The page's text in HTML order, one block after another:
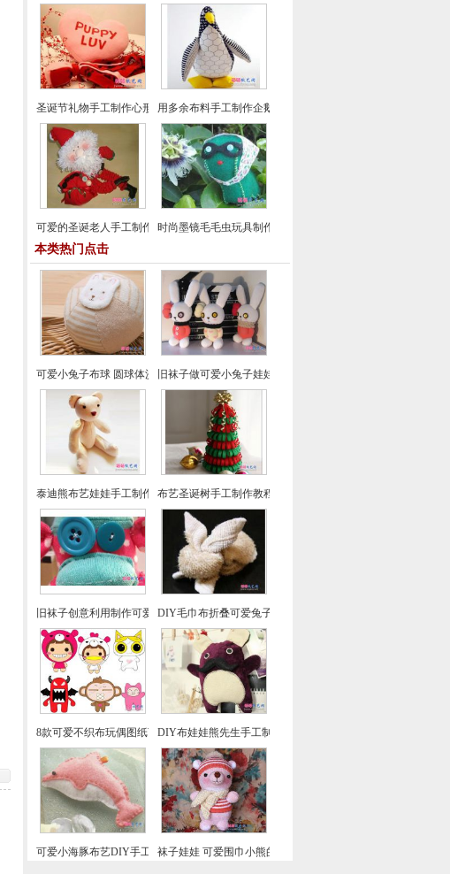
圣诞节礼物手工制作心形抱枕DIY教程用多余布料手工制作企鹅教程
可爱的圣诞老人手工制作-手工布艺制作教程时尚墨镜毛毛虫玩具制作-手工布艺制作教程
本类热门点击
可爱小兔子布球 圆球体沙包手工制作教程旧袜子做可爱小兔子娃娃制作教程
泰迪熊布艺娃娃手工制作教程布艺圣诞树手工制作教程
旧袜子创意利用制作可爱调皮小猴子毛绒玩具图文教程
DIY毛巾布折叠可爱兔子的做法图解教程
8款可爱不织布玩偶图纸下载DIY布娃娃熊先生手工制作图解教程
可爱小海豚布艺DIY手工制作图解教程袜子娃娃 可爱围巾小熊的制作教程